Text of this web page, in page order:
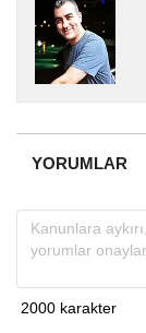
YORUMLAR